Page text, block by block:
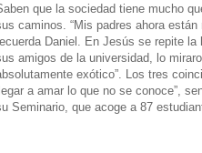
que la sociedad tiene mucho
caminos. “Mis padres ahora
Daniel. En Jesús se repite
amigos de la universidad, lo
exótico”. Los tres
llegar a amar lo que no se conoce”,
Seminario, que acoge a 87